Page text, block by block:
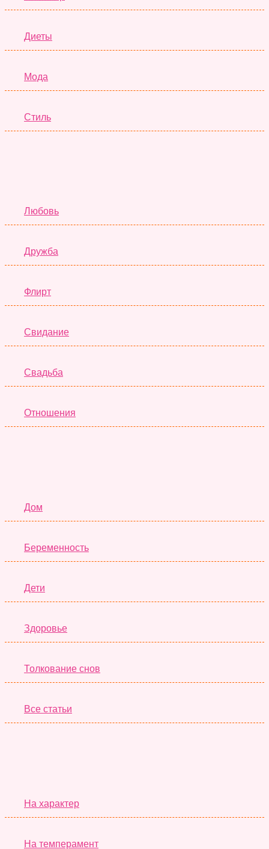
Диеты
Мода
Стиль
Любовь
Дружба
Флирт
Свидание
Свадьба
Отношения
Дом
Беременность
Дети
Здоровье
Толкование снов
Все статьи
На характер
На темперамент